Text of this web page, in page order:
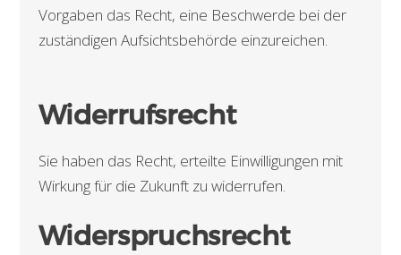
Vorgaben das Recht, eine Beschwerde bei der
zuständigen Aufsichtsbehörde einzureichen.
Widerrufsrecht
Sie haben das Recht, erteilte Einwilligungen mit
Wirkung für die Zukunft zu widerrufen.
Widerspruchsrecht